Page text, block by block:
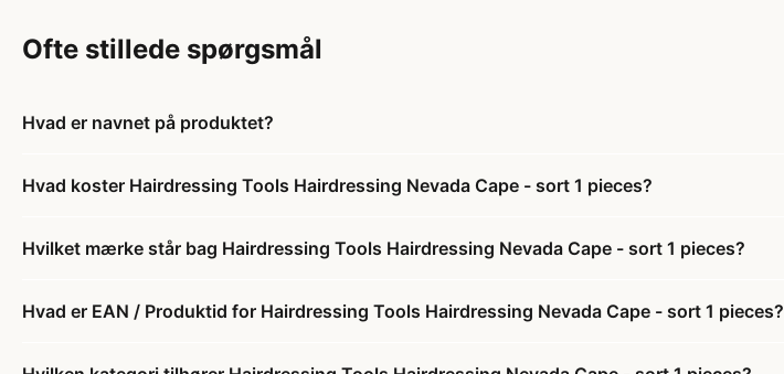
Ofte stillede spørgsmål
Hvad er navnet på produktet?
Hvad koster Hairdressing Tools Hairdressing Nevada Cape - sort 1 pieces?
Hvilket mærke står bag Hairdressing Tools Hairdressing Nevada Cape - sort 1 pieces?
Hvad er EAN / Produktid for Hairdressing Tools Hairdressing Nevada Cape - sort 1 pieces?